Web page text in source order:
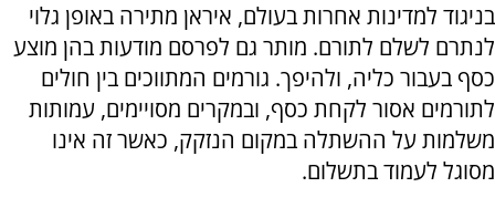
בניגוד למדינות אחרות בעולם, איראן מתירה באופן גלוי
לנתרם לשלם לתורם. מותר גם לפרסם מודעות בהן מוצע
כסף בעבור כליה, ולהיפך. גורמים המתווכים בין חולים
לתורמים אסור לקחת כסף, ובמקרים מסויימים, עמותות
משלמות על ההשתלה במקום הנזקק, כאשר זה אינו
מסוגל לעמוד בתשלום.